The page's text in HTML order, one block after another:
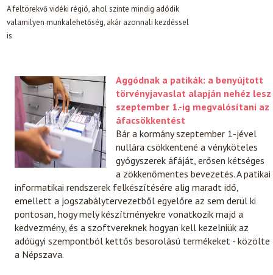
A feltörekvő vidéki régió, ahol szinte mindig adódik
valamilyen munkalehetőség, akár azonnali kezdéssel
is
Aggódnak a patikák: a benyújtott
törvényjavaslat alapján nehéz lesz
szeptember 1.-ig megvalósítani az
áfacsökkentést
Bár a kormány szeptember 1-jével
nullára csökkentené a vényköteles
gyógyszerek áfáját, erősen kétséges
a zökkenőmentes bevezetés. A patikai
informatikai rendszerek felkészítésére alig maradt idő,
emellett a jogszabálytervezetből egyelőre az sem derül ki
pontosan, hogy mely készítményekre vonatkozik majd a
kedvezmény, és a szoftvereknek hogyan kell kezelniük az
adóügyi szempontból kettős besorolású termékeket - közölte
a Népszava.